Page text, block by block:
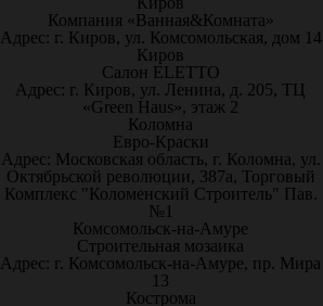
Компания «Ванная&Комната»
Адрес: г. Киров, ул. Комсомольская, дом 14
Киров
Салон ELETTO
Адрес: г. Киров, ул. Ленина, д. 205, ТЦ
«Green Haus», этаж 2
Коломна
Евро-Краски
Адрес: Московская область, г. Коломна, ул.
Октябрьской революции, 387а, Торговый
Комплекс "Коломенский Строитель" Пав.
№1
Комсомольск-на-Амуре
Строительная мозаика
Адрес: г. Комсомольск-на-Амуре, пр. Мира
13
Кострома